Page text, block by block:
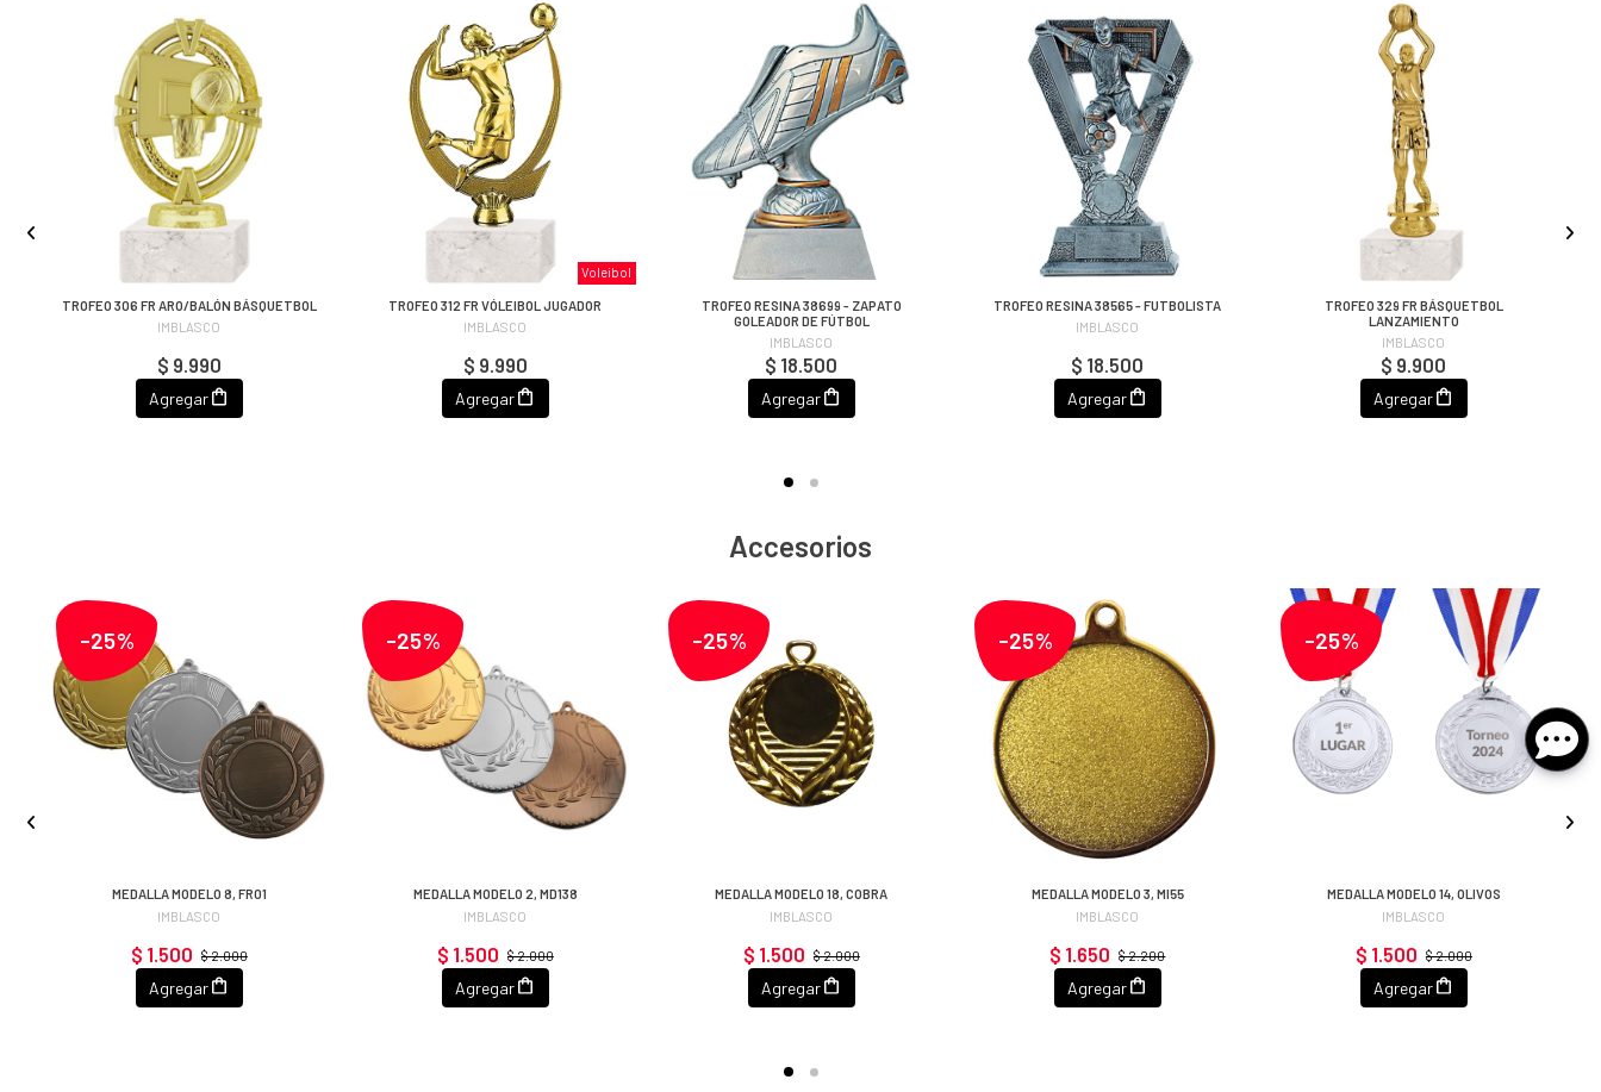
TROFEO 306 FR ARO/BALÓN BÁSQUETBOL
IMBLASCO
$ 9.990
Agregar
Voleibol
TROFEO 312 FR VÓLEIBOL JUGADOR
IMBLASCO
$ 9.990
Agregar
TROFEO RESINA 38699 - ZAPATO
GOLEADOR DE FÚTBOL
IMBLASCO
$ 18.500
Agregar
TROFEO RESINA 38565 - FUTBOLISTA
IMBLASCO
$ 18.500
Agregar
TROFEO 329 FR BÁSQUETBOL
LANZAMIENTO
IMBLASCO
$ 9.900
Agregar
Accesorios
-25%
MEDALLA MODELO 8, FR01
IMBLASCO
$ 2.000
$ 1.500
Agregar
-25%
MEDALLA MODELO 2, MD138
IMBLASCO
$ 2.000
$ 1.500
Agregar
-25%
MEDALLA MODELO 18, COBRA
IMBLASCO
$ 2.000
$ 1.500
Agregar
-25%
MEDALLA MODELO 3, MI55
IMBLASCO
$ 2.200
$ 1.650
Agregar
-25%
MEDALLA MODELO 14, OLIVOS
IMBLASCO
$ 2.000
$ 1.500
Agregar